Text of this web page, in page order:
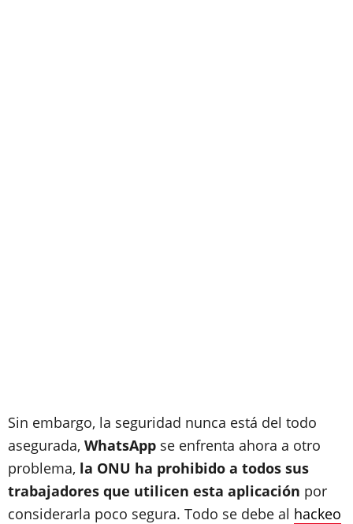
Sin embargo, la seguridad nunca está del todo
asegurada, WhatsApp se enfrenta ahora a otro
problema, la ONU ha prohibido a todos sus
trabajadores que utilicen esta aplicación por
considerarla poco segura. Todo se debe al hackeo